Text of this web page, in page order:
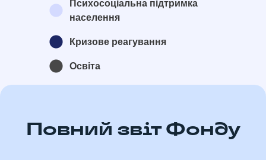
Психосоціальна підтримка
населення
Кризове реагування
Освіта
Повний звіт Фонду